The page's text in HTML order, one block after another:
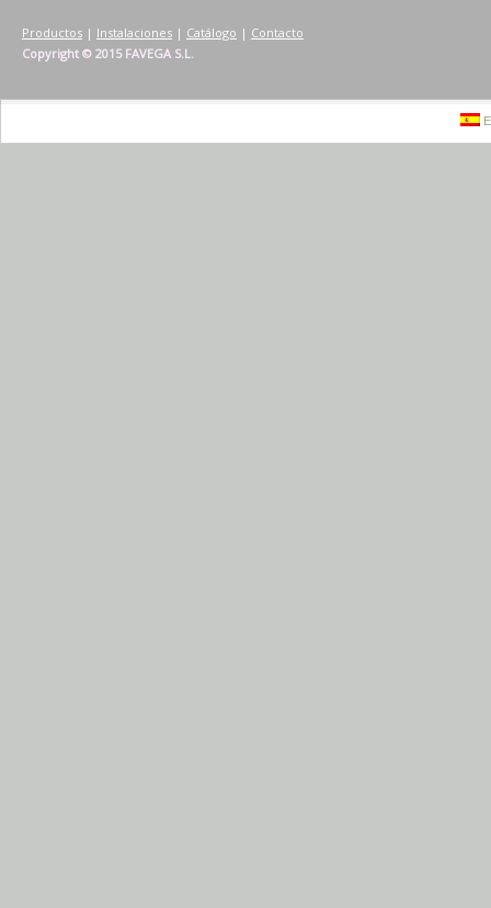
Productos | Instalaciones | Catálogo | Contacto
Copyright © 2015 FAVEGA S.L.